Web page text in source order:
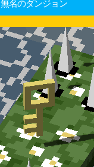
無名のダンジョン